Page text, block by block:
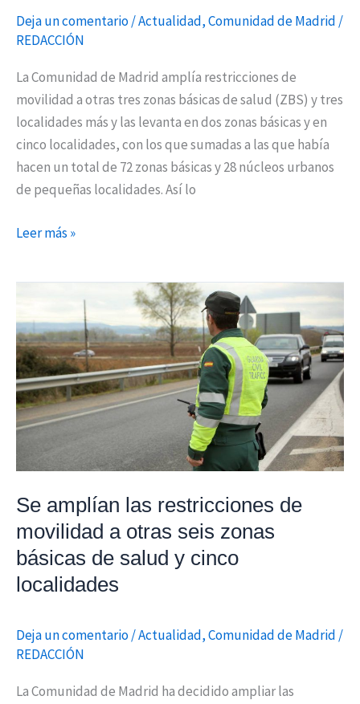
Deja un comentario/Actualidad,Comunidad de Madrid /
REDACCIÓN
La Comunidad de Madrid amplía restricciones de
movilidad a otras tres zonas básicas de salud (ZBS) y tres
localidades más y las levanta en dos zonas básicas y en
cinco localidades, con los que sumadas a las que había
hacen un total de 72 zonas básicas y 28 núcleos urbanos
de pequeñas localidades. Así lo
Leer más »
Se amplían las restricciones de
movilidad a otras seis zonas
básicas de salud y cinco
localidades
Deja un comentario/Actualidad,Comunidad de Madrid /
REDACCIÓN
La Comunidad de Madrid ha decidido ampliar las
amplían
las
restricciones
de
movilidad
a
seis
zonas
básicas
de
salud
localidades